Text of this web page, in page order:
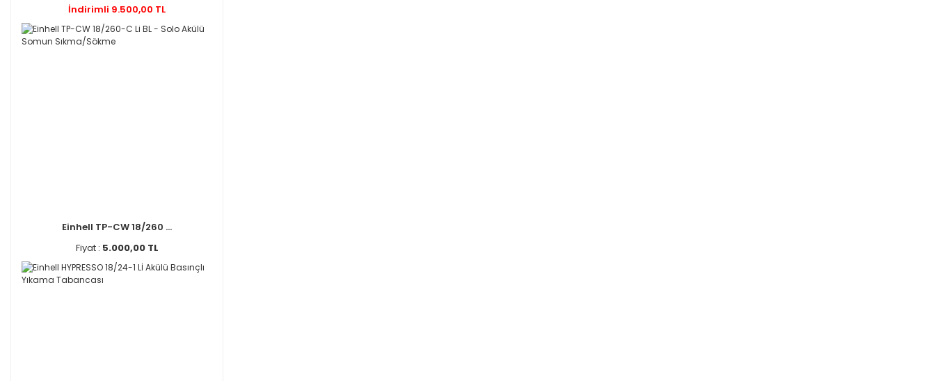
İndirimli 9.500,00 TL
Einhell TP-CW 18/260 ...
Fiyat : 5.000,00 TL